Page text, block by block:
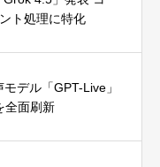
ト処理に特化
デル「GPT-Live」
全面刷新